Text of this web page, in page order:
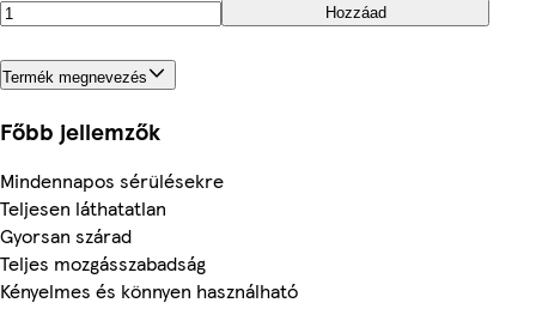
Hozzáad
Termék megnevezés
Főbb jellemzők
Mindennapos sérülésekre
Teljesen láthatatlan
Gyorsan szárad
Teljes mozgásszabadság
Kényelmes és könnyen használható